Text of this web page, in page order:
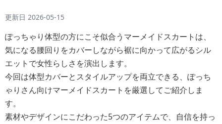
更新日 2026-05-15
ぽっちゃり体型の方にこそ似合うマーメイドスカートは、
気になる腰回りをカバーしながら裾に向かって広がるシル
エットで女性らしさを演出します。
今回は体型カバーとスタイルアップを両立できる、ぽっち
ゃりさん向けマーメイドスカートを厳選してご紹介しま
す。
素材やデザインにこだわった5つのアイテムで、自信を持っ